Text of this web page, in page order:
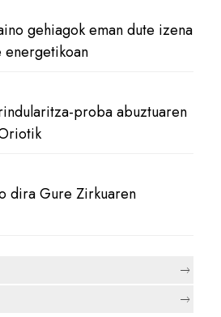
gehiagok eman dute izena
energetikoan
proba abuztuaren
dira Gure Zirkuaren